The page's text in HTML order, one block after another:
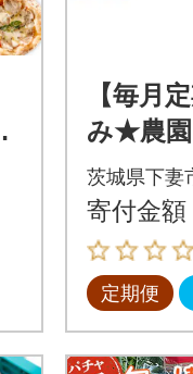
【毎月
み★農園
菜セッ
ロス対
格外全3
茨城県下妻
寄付金額
定期便